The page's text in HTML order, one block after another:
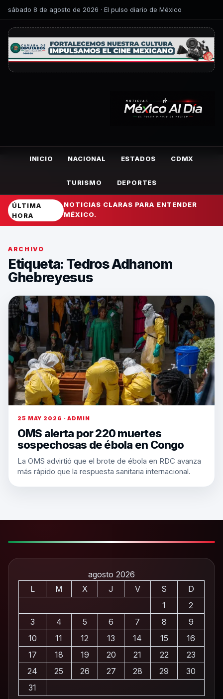
sábado 8 de agosto de 2026 · El pulso diario de México
INICIO NACIONAL ESTADOS CDMX
TURISMO DEPORTES
ÚLTIMA
HORA
NOTICIAS CLARAS PARA ENTENDER
MÉXICO.
ARCHIVO
Etiqueta: Tedros Adhanom
Ghebreyesus
25 MAY 2026 · ADMIN
OMS alerta por 220 muertes
sospechosas de ébola en Congo
La OMS advirtió que el brote de ébola en RDC avanza
más rápido que la respuesta sanitaria internacional.
agosto 2026
L
M X J V S
D
1
2
3
4 5 6 7 8
9
10
11 12 13 14 15
16
17
18 19 20 21 22
23
24
25 26 27 28 29
30
31